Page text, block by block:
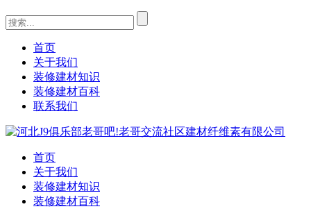
首页
关于我们
装修建材知识
装修建材百科
联系我们
首页
关于我们
装修建材知识
装修建材百科